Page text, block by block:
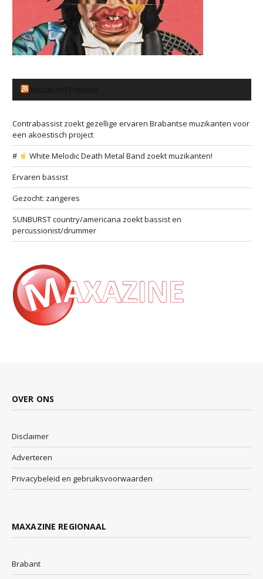
Contrabassist zoekt gezellige ervaren Brabantse muzikanten voor
een akoestisch project
#
White Melodic Death Metal Band zoekt muzikanten!
Ervaren bassist
Gezocht: zangeres
SUNBURST country/americana zoekt bassist en
percussionist/drummer
OVER ONS
Disclaimer
Adverteren
Privacybeleid en gebruiksvoorwaarden
MAXAZINE REGIONAAL
Brabant